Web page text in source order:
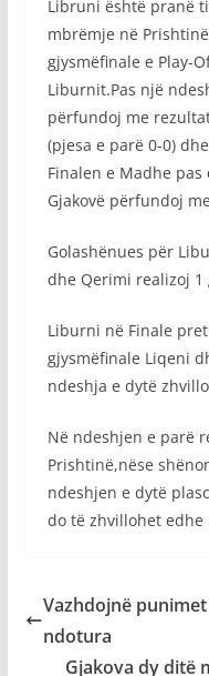
Libruni është pranë
mbrëmje në
gjysmëfinale e Play-
Liburnit.Pas një
përfundoj me
(pjesa e parë 0-0)
Finalen e Madhe
Gjakovë përfundoj
Golashënues për
dhe Qerimi realizoj 1
Liburni në Finale
gjysmëfinale Liqeni
ndeshja e dytë
Në ndeshjen e parë
Prishtinë,nëse
ndeshjen e dytë
do të zhvillohet
Vazhdojnë
ndotura
Gjakova dy ditë